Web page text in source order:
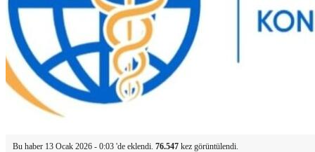
Bu haber 13 Ocak 2026 - 0:03 'de eklendi. 76.547 kez görüntülendi.